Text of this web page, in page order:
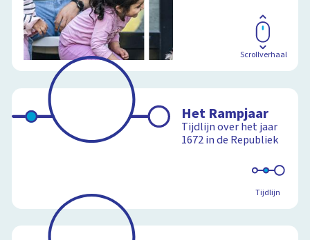
Scrollverhaal
Het Rampjaar
Tijdlijn over het jaar
1672 in de Republiek
Tijdlijn